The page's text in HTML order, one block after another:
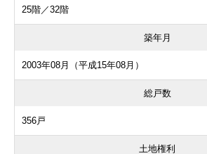
25階／32階
築年月
2003年08月（平成15年08月）
総戸数
356戸
土地権利